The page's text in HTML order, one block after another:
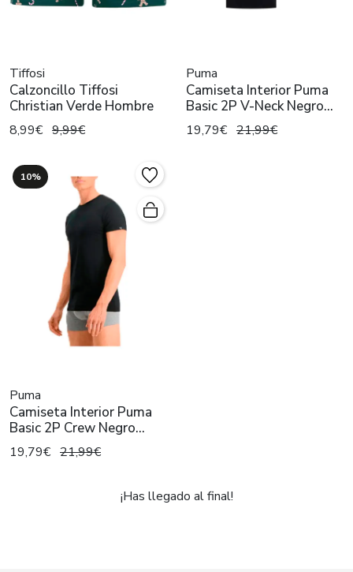
Tiffosi
Calzoncillo Tiffosi
Christian Verde Hombre
8,99€ 9,99€
Puma
Camiseta Interior Puma
Basic 2P V-Neck Negro
Hombr
19,79€ 21,99€
10%
Puma
Camiseta Interior Puma
Basic 2P Crew Negro
Hombre
19,79€ 21,99€
¡Has llegado al final!